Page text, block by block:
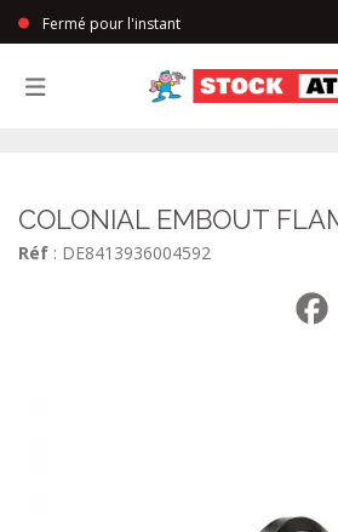
Fermé pour l'instant
COLONIAL EMBOUT
Réf : DE8413936004592